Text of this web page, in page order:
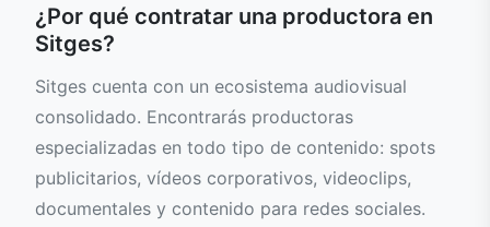
¿Por qué contratar una productora en
Sitges?
Sitges cuenta con un ecosistema audiovisual
consolidado. Encontrarás productoras
especializadas en todo tipo de contenido: spots
publicitarios, vídeos corporativos, videoclips,
documentales y contenido para redes sociales.